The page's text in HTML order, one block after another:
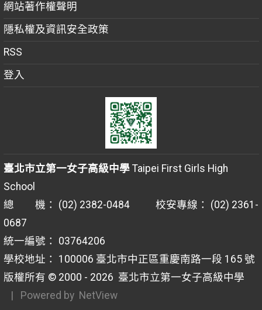
網站著作權聲明
隱私權及資訊安全政策
RSS
登入
臺北市立第一女子高級中學Taipei First Girls High
School
總 機： (02) 2382-0484 校安專線： (02) 2361-
0687
統一編號： 03764206
學校地址： 100006 臺北市中正區重慶南路一段 165 號
版權所有 © 2000 - 2026 臺北市立第一女子高級中學
| Powered by NetView